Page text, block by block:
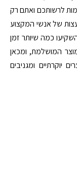
לרשותכם ואתם רק
של אנשי המקצוע
כמה שיותר זמן
המושלמת, ומכאן
יוקרתיים ומגניבים